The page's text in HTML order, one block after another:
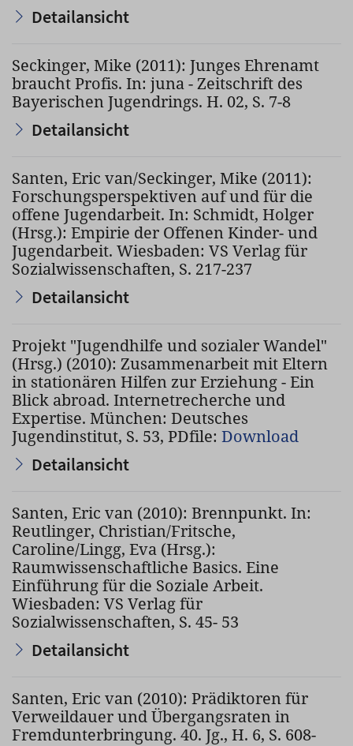
Detailansicht
Seckinger, Mike (2011): Junges Ehrenamt
braucht Profis. In: juna - Zeitschrift des
Bayerischen Jugendrings. H. 02, S. 7-8
Detailansicht
Santen, Eric van/Seckinger, Mike (2011):
Forschungsperspektiven auf und für die
offene Jugendarbeit. In: Schmidt, Holger
(Hrsg.): Empirie der Offenen Kinder- und
Jugendarbeit. Wiesbaden: VS Verlag für
Sozialwissenschaften, S. 217-237
Detailansicht
Projekt "Jugendhilfe und sozialer Wandel"
(Hrsg.) (2010): Zusammenarbeit mit Eltern
in stationären Hilfen zur Erziehung - Ein
Blick abroad. Internetrecherche und
Expertise. München: Deutsches
Jugendinstitut, S. 53, PDfile: Download
Detailansicht
Santen, Eric van (2010): Brennpunkt. In:
Reutlinger, Christian/Fritsche,
Caroline/Lingg, Eva (Hrsg.):
Raumwissenschaftliche Basics. Eine
Einführung für die Soziale Arbeit.
Wiesbaden: VS Verlag für
Sozialwissenschaften, S. 45- 53
Detailansicht
Santen, Eric van (2010): Prädiktoren für
Verweildauer und Übergangsraten in
Fremdunterbringung. 40. Jg., H. 6, S. 608-